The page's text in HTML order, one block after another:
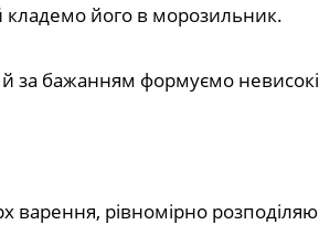
кладемо його в морозильник.
за бажанням формуємо
варення, рівномірно